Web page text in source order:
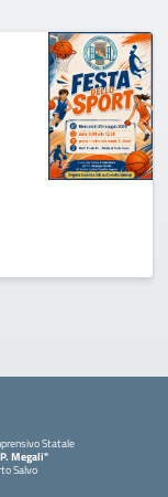
Statale
Megali"
Salvo